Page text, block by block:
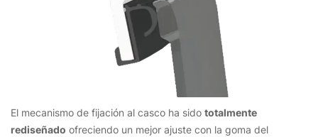
El mecanismo de fijación al casco ha sido totalmente
rediseñado ofreciendo un mejor ajuste con la goma del